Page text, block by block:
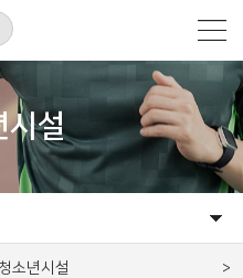
시설
청소년시설